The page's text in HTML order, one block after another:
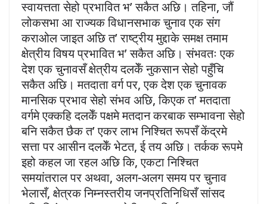
स्वायत्तता सेहो प्रभावित भ’ सकैत अछि। तहिना, जौं
लोकसभा आ राज्यक विधानसभाक चुनाव एक संग
कराओल जाइत अछि त’ राष्ट्रीय मुद्दाके समक्ष तमाम
क्षेत्रीय विषय प्रभावित भ’ सकैत अछि। संभवतः एक
देश एक चुनावसँ क्षेत्रीय दलकेँ नुकसान सेहो पहुँचि
सकैत अछि। मतदाता वर्ग पर, एक देश एक चुनावक
मानसिक प्रभाव सेहो संभव अछि, किएक त’ मतदाता
वर्गमे एक्कहि दलकेँ पक्षमे मतदान करबाक सम्भावना सेहो
बनि सकैत छैक त’ एकर लाभ निश्चित रूपसँ केंद्रमे
सत्ता पर आसीन दलकेँ भेटत, ई तय अछि। तर्कक रूपमे
इहो कहल जा रहल अछि कि, एकटा निश्चित
समयांतराल पर अथवा, अलग-अलग समय पर चुनाव
भेलासँ, क्षेत्रक निम्नस्तरीय जनप्रतिनिधिसँ सांसद